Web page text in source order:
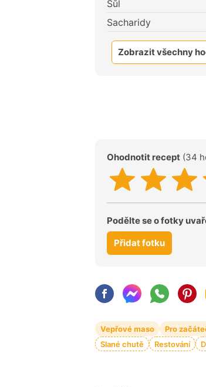
Sůl
Sacharidy
Zobrazit všechny
Ohodnotit recept (34
Podělte se o fotky
Přidat fotku
Vepřové maso Pro
Slané chutě
Restování